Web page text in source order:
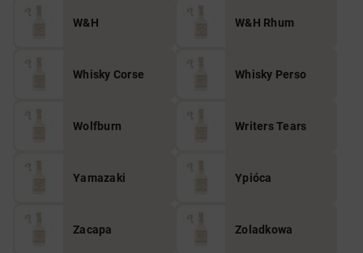
W&H W&H Rhum
Whisky Corse Whisky Perso
Wolfburn Writers Tears
Yamazaki Ypióca
Zacapa Zoladkowa